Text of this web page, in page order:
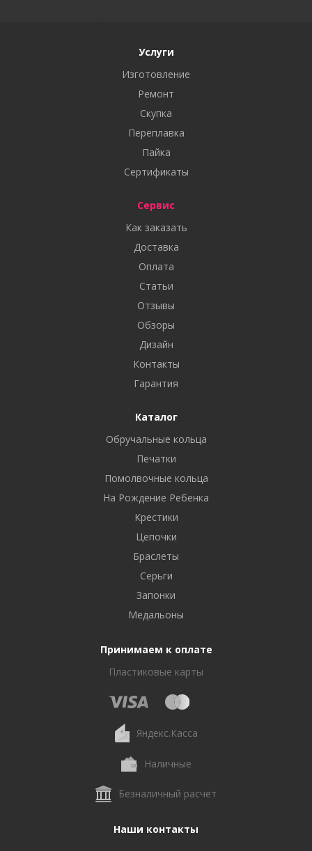
Услуги
Изготовление
Ремонт
Скупка
Переплавка
Пайка
Сертификаты
Сервис
Как заказать
Доставка
Оплата
Статьи
Отзывы
Обзоры
Дизайн
Контакты
Гарантия
Каталог
Обручальные кольца
Печатки
Помолвочные кольца
На Рождение Ребенка
Крестики
Цепочки
Браслеты
Серьги
Запонки
Медальоны
Принимаем к оплате
Пластиковые карты
Яндекс.Касса
Наличные
Безналичный расчет
Наши контакты